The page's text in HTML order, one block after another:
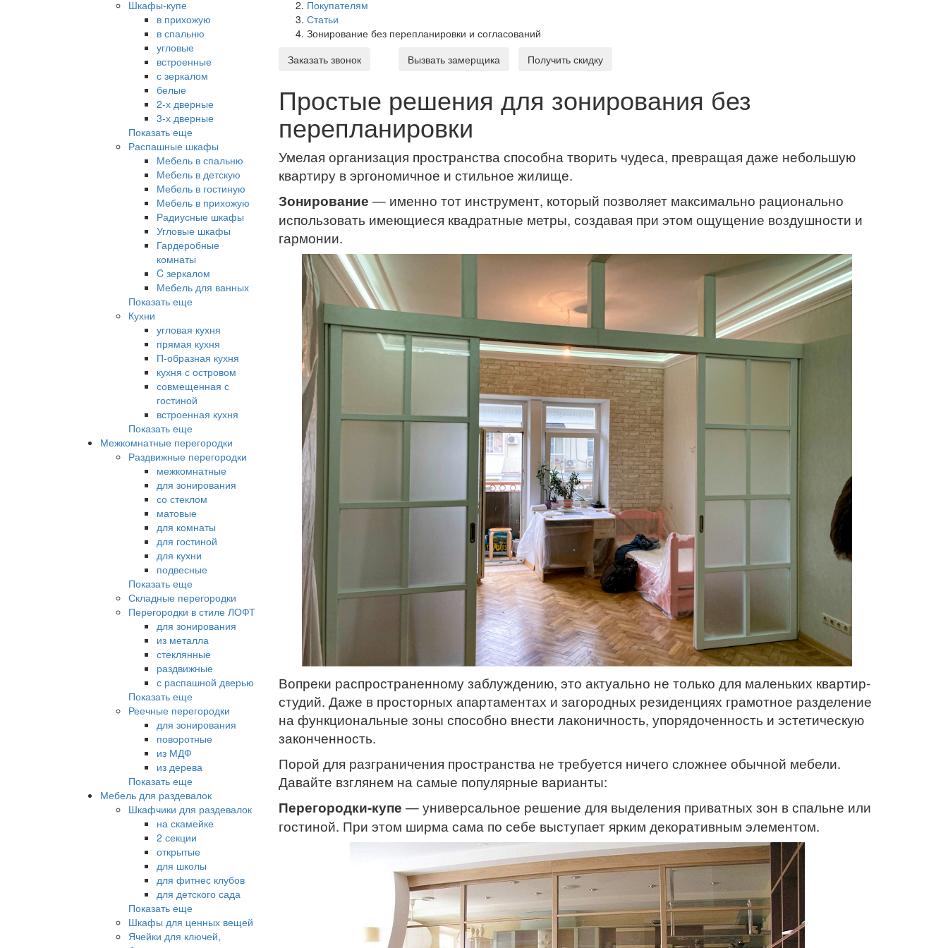
Шкафы-купе
в прихожую
в спальню
угловые
встроенные
с зеркалом
белые
2-х дверные
3-х дверные
Показать еще
Распашные шкафы
Мебель в спальню
Мебель в детскую
Мебель в гостиную
Мебель в прихожую
Радиусные шкафы
Угловые шкафы
Гардеробные
комнаты
C зеркалом
Мебель для ванных
Показать еще
Кухни
угловая кухня
прямая кухня
П-образная кухня
кухня с островом
совмещенная с
гостиной
встроенная кухня
Показать еще
Межкомнатные перегородки
Раздвижные перегородки
межкомнатные
для зонирования
со стеклом
матовые
для комнаты
для гостиной
для кухни
подвесные
Показать еще
Складные перегородки
Перегородки в стиле ЛОФТ
для зонирования
из металла
стеклянные
раздвижные
с распашной дверью
Показать еще
Реечные перегородки
для зонирования
поворотные
из МДФ
из дерева
Показать еще
Мебель для раздевалок
Шкафчики для раздевалок
на скамейке
2 секции
открытые
для школы
для фитнес клубов
для детского сада
Показать еще
Шкафы для ценных вещей
Ячейки для ключей,
Покупателям
Статьи
Зонирование без перепланировки и согласований
Заказать звонок
Вызвать замерщика Получить скидку
Простые решения для зонирования без
перепланировки
Умелая организация пространства способна творить чудеса, превращая даже небольшую
квартиру в эргономичное и стильное жилище.
Зонирование — именно тот инструмент, который позволяет максимально рационально
использовать имеющиеся квадратные метры, создавая при этом ощущение воздушности и
гармонии.
Вопреки распространенному заблуждению, это актуально не только для маленьких квартир-
студий. Даже в просторных апартаментах и загородных резиденциях грамотное разделение
на функциональные зоны способно внести лаконичность, упорядоченность и эстетическую
законченность.
Порой для разграничения пространства не требуется ничего сложнее обычной мебели.
Давайте взглянем на самые популярные варианты:
Перегородки-купе — универсальное решение для выделения приватных зон в спальне или
гостиной. При этом ширма сама по себе выступает ярким декоративным элементом.